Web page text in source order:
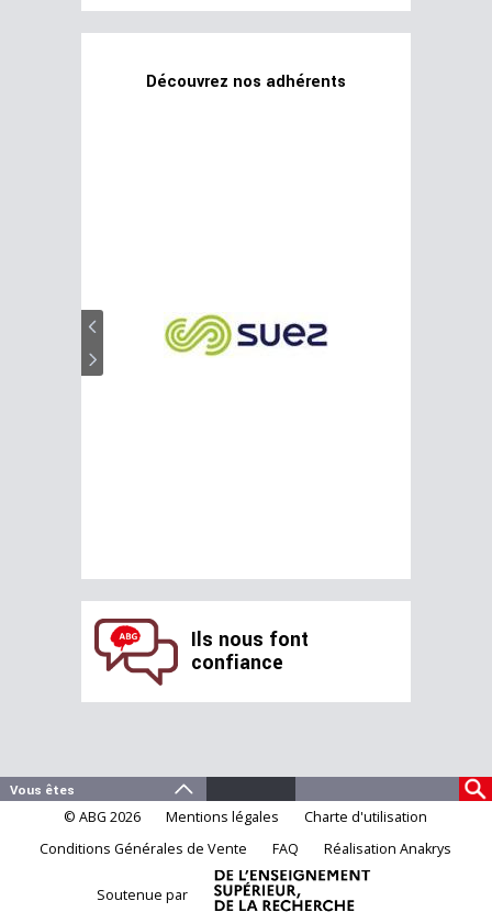
Découvrez nos adhérents
Ils nous font
confiance
© ABG 2026 Mentions légales
Charte d'utilisation
Conditions Générales de Vente
FAQ Réalisation Anakrys
Soutenue par